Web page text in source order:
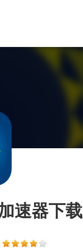
速器下载